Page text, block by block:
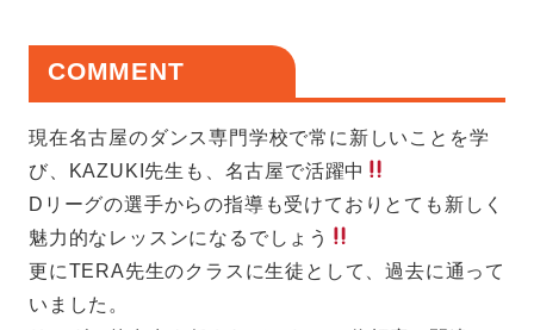
COMMENT
現在名古屋のダンス専門学校で常に新しいことを学
び、KAZUKI先生も、名古屋で活躍中
Dリーグの選手からの指導も受けておりとても新しく
魅力的なレッスンになるでしょう
更にTERA先生のクラスに生徒として、過去に通って
いました。